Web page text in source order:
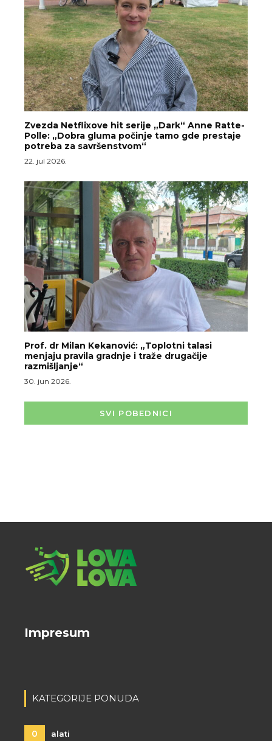
Zvezda Netflixove hit serije „Dark“ Anne Ratte-
Polle: „Dobra gluma počinje tamo gde prestaje
potreba za savršenstvom“
22. jul 2026.
Prof. dr Milan Kekanović: „Toplotni talasi
menjaju pravila gradnje i traže drugačije
razmišljanje“
30. jun 2026.
SVI POBEDNICI
Impresum
KATEGORIJE PONUDA
0 alati